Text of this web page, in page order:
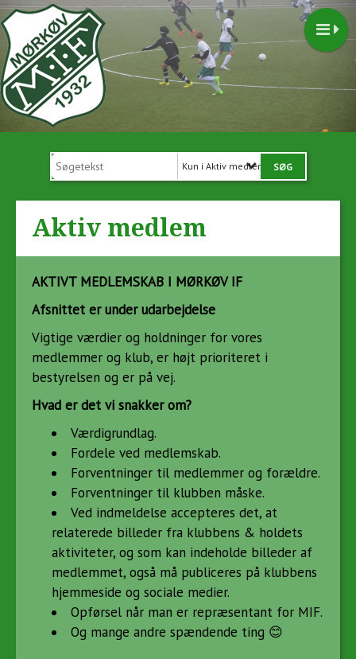
Kun i Aktiv medlem
Aktiv medlem
AKTIVT MEDLEMSKAB I MØRKØV IF
Afsnittet er under udarbejdelse
Vigtige værdier og holdninger for vores
medlemmer og klub, er højt prioriteret i
bestyrelsen og er på vej.
Hvad er det vi snakker om?
Værdigrundlag.
Fordele ved medlemskab.
Forventninger til medlemmer og forældre.
Forventninger til klubben måske.
Ved indmeldelse accepteres det, at
relaterede billeder fra klubbens & holdets
aktiviteter, og som kan indeholde billeder af
medlemmet, også må publiceres på klubbens
hjemmeside og sociale medier.
Opførsel når man er repræsentant for MIF.
Og mange andre spændende ting 😊